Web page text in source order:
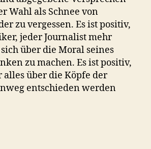
Wahl als Schnee von
zu vergessen. Es ist positiv,
jeder Journalist mehr
über die Moral seines
zu machen. Es ist positiv,
alles über die Köpfe der
entschieden werden